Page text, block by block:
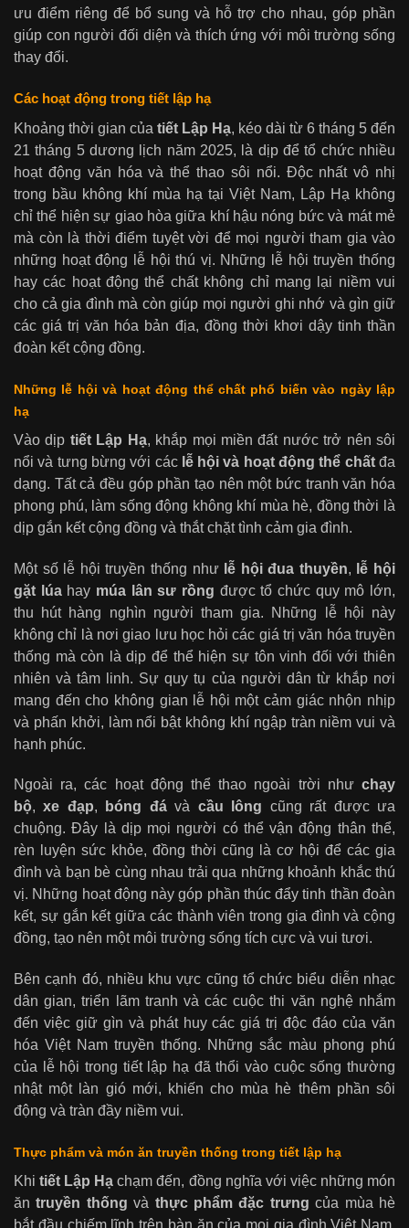
ưu điểm riêng để bổ sung và hỗ trợ cho nhau, góp phần
giúp con người đối diện và thích ứng với môi trường sống
thay đổi.
Các hoạt động trong tiết lập hạ
Khoảng thời gian của tiết Lập Hạ, kéo dài từ 6 tháng 5 đến
21 tháng 5 dương lịch năm 2025, là dịp để tổ chức nhiều
hoạt động văn hóa và thể thao sôi nổi. Độc nhất vô nhị
trong bầu không khí mùa hạ tại Việt Nam, Lập Hạ không
chỉ thể hiện sự giao hòa giữa khí hậu nóng bức và mát mẻ
mà còn là thời điểm tuyệt vời để mọi người tham gia vào
những hoạt động lễ hội thú vị. Những lễ hội truyền thống
hay các hoạt động thể chất không chỉ mang lại niềm vui
cho cả gia đình mà còn giúp mọi người ghi nhớ và gìn giữ
các giá trị văn hóa bản địa, đồng thời khơi dậy tinh thần
đoàn kết cộng đồng.
Những lễ hội và hoạt động thể chất phổ biến vào ngày lập
hạ
Vào dịp tiết Lập Hạ, khắp mọi miền đất nước trở nên sôi
nổi và tưng bừng với các lễ hội và hoạt động thể chấtđa
dạng. Tất cả đều góp phần tạo nên một bức tranh văn hóa
phong phú, làm sống động không khí mùa hè, đồng thời là
dịp gắn kết cộng đồng và thắt chặt tình cảm gia đình.
Một số lễ hội truyền thống như lễ hội đua thuyền, lễ hội
gặt lúahay múa lân sư rồng được tổ chức quy mô lớn,
thu hút hàng nghìn người tham gia. Những lễ hội này
không chỉ là nơi giao lưu học hỏi các giá trị văn hóa truyền
thống mà còn là dịp để thể hiện sự tôn vinh đối với thiên
nhiên và tâm linh. Sự quy tụ của người dân từ khắp nơi
mang đến cho không gian lễ hội một cảm giác nhộn nhịp
và phấn khởi, làm nổi bật không khí ngập tràn niềm vui và
hạnh phúc.
Ngoài ra, các hoạt động thể thao ngoài trời như chạy
bộ,xe đạp, bóng đávà cầu lông cũng rất được ưa
chuộng. Đây là dịp mọi người có thể vận động thân thể,
rèn luyện sức khỏe, đồng thời cũng là cơ hội để các gia
đình và bạn bè cùng nhau trải qua những khoảnh khắc thú
vị. Những hoạt động này góp phần thúc đẩy tinh thần đoàn
kết, sự gắn kết giữa các thành viên trong gia đình và cộng
đồng, tạo nên một môi trường sống tích cực và vui tươi.
Bên cạnh đó, nhiều khu vực cũng tổ chức biểu diễn nhạc
dân gian, triển lãm tranh và các cuộc thi văn nghệ nhắm
đến việc giữ gìn và phát huy các giá trị độc đáo của văn
hóa Việt Nam truyền thống. Những sắc màu phong phú
của lễ hội trong tiết lập hạ đã thổi vào cuộc sống thường
nhật một làn gió mới, khiến cho mùa hè thêm phần sôi
động và tràn đầy niềm vui.
Thực phẩm và món ăn truyền thống trong tiết lập hạ
Khitiết Lập Hạ chạm đến, đồng nghĩa với việc những món
ăntruyền thống và thực phẩm đặc trưng của mùa hè
bắt đầu chiếm lĩnh trên bàn ăn của mọi gia đình Việt Nam.